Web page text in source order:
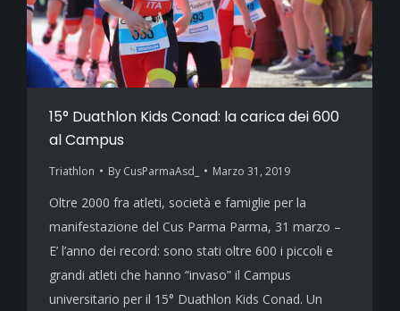
15° Duathlon Kids Conad: la carica dei 600
al Campus
Triathlon By CusParmaAsd_ Marzo 31, 2019
Oltre 2000 fra atleti, società e famiglie per la
manifestazione del Cus Parma Parma, 31 marzo –
E’ l’anno dei record: sono stati oltre 600 i piccoli e
grandi atleti che hanno “invaso” il Campus
universitario per il 15° Duathlon Kids Conad. Un